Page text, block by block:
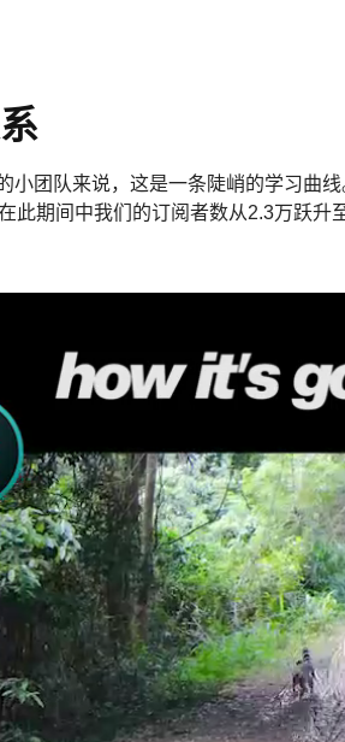
团队来说，这是一条陡峭的学习曲
期间中我们的订阅者数从2.3万跃升